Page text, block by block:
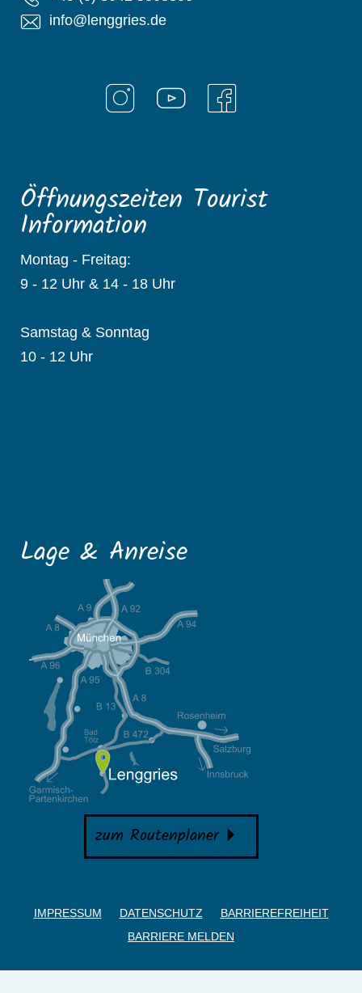
info@lenggries.de
Öffnungszeiten Tourist
Information
Montag - Freitag:
9 - 12 Uhr & 14 - 18 Uhr
Samstag & Sonntag
10 - 12 Uhr
Lage & Anreise
zum Routenplaner
IMPRESSUM DATENSCHUTZ
BARRIEREFREIHEIT
BARRIERE MELDEN